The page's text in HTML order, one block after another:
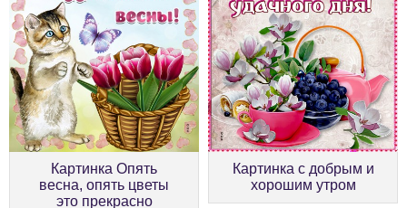
Картинка Опять
весна, опять цветы
это прекрасно
Картинка с добрым и
хорошим утром